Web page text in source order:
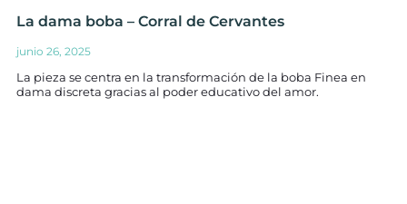
La dama boba – Corral de Cervantes
junio 26, 2025
La pieza se centra en la transformación de la boba Finea en
dama discreta gracias al poder educativo del amor.